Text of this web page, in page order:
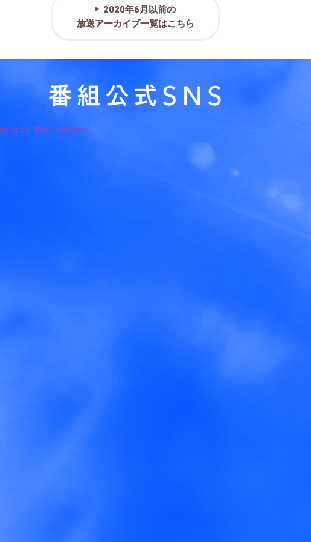
2020年6月以前の
放送アーカイブ一覧はこちら
by tbs_houtoku